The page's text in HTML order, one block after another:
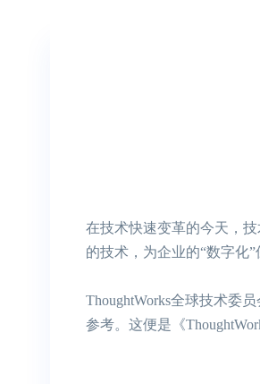
在技术快速变革的今天，
的技术，为企业的“数字化
ThoughtWorks全球技术委
参考。这便是《